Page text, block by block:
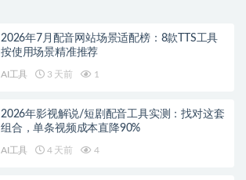
2026年7月配音网站场景适配榜：8款TTS工具
按使用场景精准推荐
AI工具 3 天前 1
2026年影视解说/短剧配音工具实测：找对这套
组合，单条视频成本直降90%
AI工具 4 天前 4